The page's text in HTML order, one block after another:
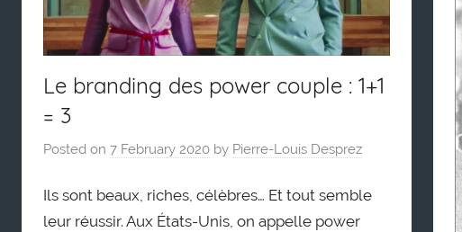
Le branding des power couple : 1+1
= 3
Posted on 7 February 2020 by Pierre-Louis Desprez
Ils sont beaux, riches, célèbres… Et tout semble
leur réussir. Aux États-Unis, on appelle power